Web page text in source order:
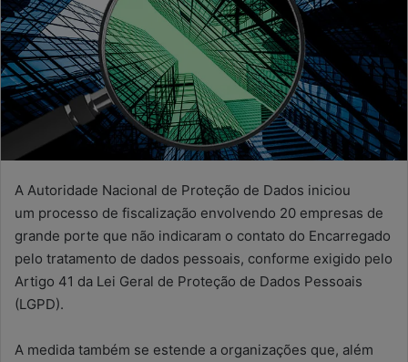
A Autoridade Nacional de Proteção de Dados iniciou
um processo de fiscalização envolvendo 20 empresas de
grande porte que não indicaram o contato do Encarregado
pelo tratamento de dados pessoais, conforme exigido pelo
Artigo 41 da Lei Geral de Proteção de Dados Pessoais
(LGPD).
A medida também se estende a organizações que, além